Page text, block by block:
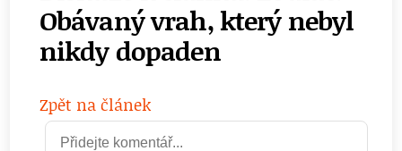
Obávaný vrah, který nebyl
nikdy dopaden
Zpět na článek